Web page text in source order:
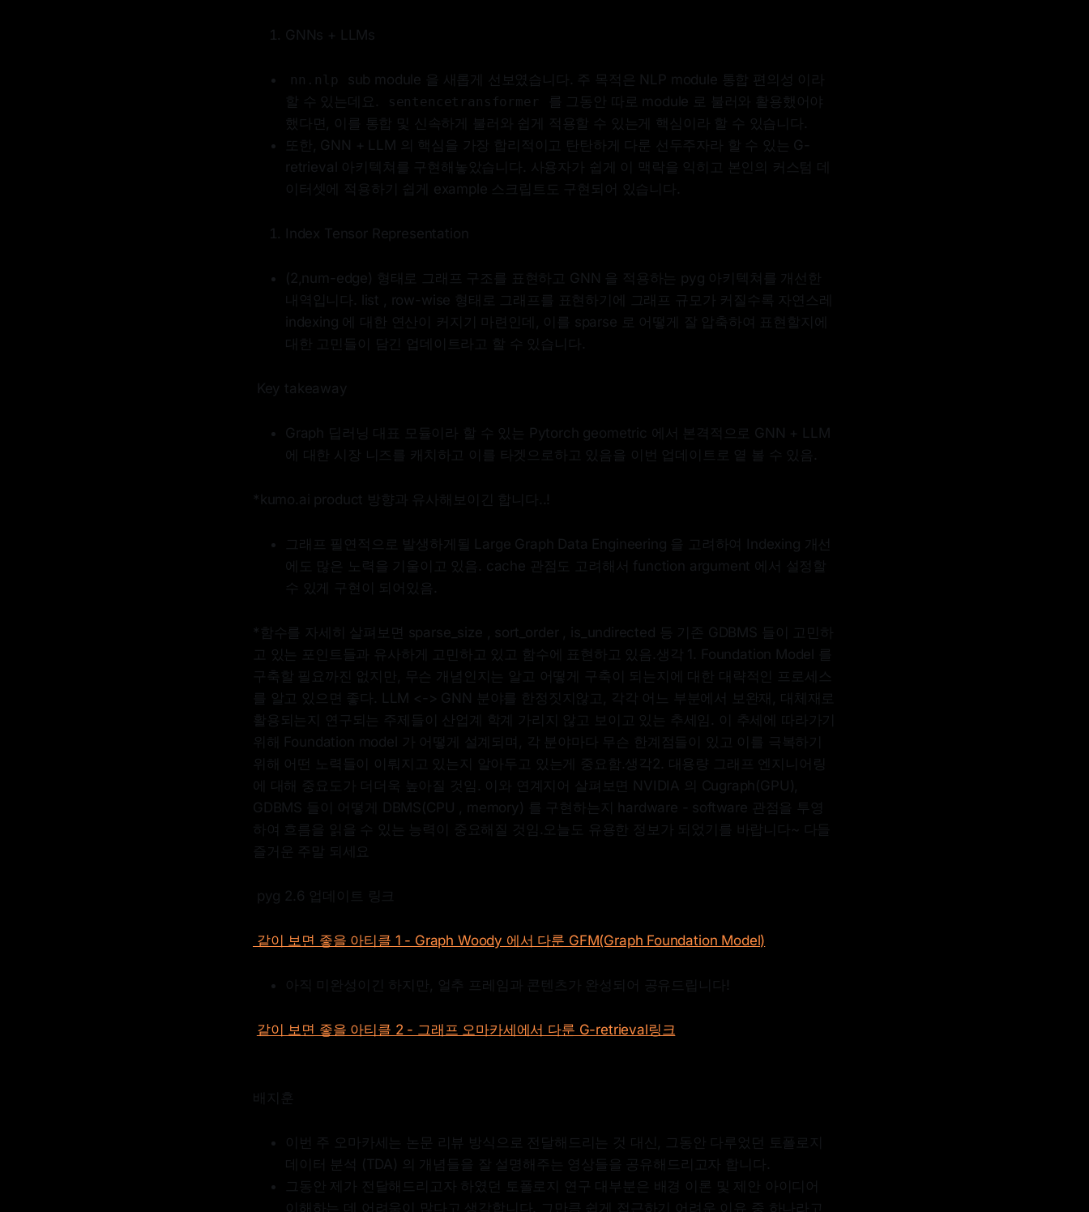
GNNs + LLMs
nn.nlp
sub module 을 새롭게 선보였습니다. 주 목적은 NLP module 통합 편의성 이라
할 수 있는데요.
sentencetransformer
를 그동안 따로 module 로 불러와 활용했어야
했다면, 이를 통합 및 신속하게 불러와 쉽게 적용할 수 있는게 핵심이라 할 수 있습니다.
또한, GNN + LLM 의 핵심을 가장 합리적이고 탄탄하게 다룬 선두주자라 할 수 있는 G-
retrieval 아키텍쳐를 구현해놓았습니다. 사용자가 쉽게 이 맥락을 익히고 본인의 커스텀 데
이터셋에 적용하기 쉽게 example 스크립트도 구현되어 있습니다.
Index Tensor Representation
(2,num-edge) 형태로 그래프 구조를 표현하고 GNN 을 적용하는 pyg 아키텍쳐를 개선한
내역입니다. list , row-wise 형태로 그래프를 표현하기에 그래프 규모가 커질수록 자연스레
indexing 에 대한 연산이 커지기 마련인데, 이를 sparse 로 어떻게 잘 압축하여 표현할지에
대한 고민들이 담긴 업데이트라고 할 수 있습니다.
Key takeaway
Graph 딥러닝 대표 모듈이라 할 수 있는 Pytorch geometric 에서 본격적으로 GNN + LLM
에 대한 시장 니즈를 캐치하고 이를 타겟으로하고 있음을 이번 업데이트로 옅 볼 수 있음.
*kumo.ai product 방향과 유사해보이긴 합니다..!
그래프 필연적으로 발생하게될 Large Graph Data Engineering 을 고려하여 Indexing 개선
에도 많은 노력을 기울이고 있음. cache 관점도 고려해서 function argument 에서 설정할
수 있게 구현이 되어있음.
*함수를 자세히 살펴보면 sparse_size , sort_order , is_undirected 등 기존 GDBMS 들이 고민하
고 있는 포인트들과 유사하게 고민하고 있고 함수에 표현하고 있음.생각 1. Foundation Model 를
구축할 필요까진 없지만, 무슨 개념인지는 알고 어떻게 구축이 되는지에 대한 대략적인 프로세스
를 알고 있으면 좋다. LLM <-> GNN 분야를 한정짓지않고, 각각 어느 부분에서 보완재, 대체재로
활용되는지 연구되는 주제들이 산업계 학계 가리지 않고 보이고 있는 추세임. 이 추세에 따라가기
위해 Foundation model 가 어떻게 설계되며, 각 분야마다 무슨 한계점들이 있고 이를 극복하기
위해 어떤 노력들이 이뤄지고 있는지 알아두고 있는게 중요함.생각2. 대용량 그래프 엔지니어링
에 대해 중요도가 더더욱 높아질 것임. 이와 연계지어 살펴보면 NVIDIA 의 Cugraph(GPU),
GDBMS 들이 어떻게 DBMS(CPU , memory) 를 구현하는지 hardware - software 관점을 투영
하여 흐름을 읽을 수 있는 능력이 중요해질 것임.오늘도 유용한 정보가 되었기를 바랍니다~ 다들
즐거운 주말 되세요
pyg 2.6 업데이트 링크
같이 보면 좋을 아티클 1 - Graph Woody 에서 다룬 GFM(Graph Foundation Model)
아직 미완성이긴 하지만, 얼추 프레임과 콘텐츠가 완성되어 공유드립니다!
같이 보면 좋을 아티클 2 - 그래프 오마카세에서 다룬 G-retrieval링크
배지훈
이번 주 오마카세는 논문 리뷰 방식으로 전달해드리는 것 대신, 그동안 다루었던 토폴로지
데이터 분석 (TDA) 의 개념들을 잘 설명해주는 영상들을 공유해드리고자 합니다.
그동안 제가 전달해드리고자 하였던 토폴로지 연구 대부분은 배경 이론 및 제안 아이디어
이해하는 데 어려움이 많다고 생각합니다. 그만큼 쉽게 접근하기 어려운 이유 중 하나라고